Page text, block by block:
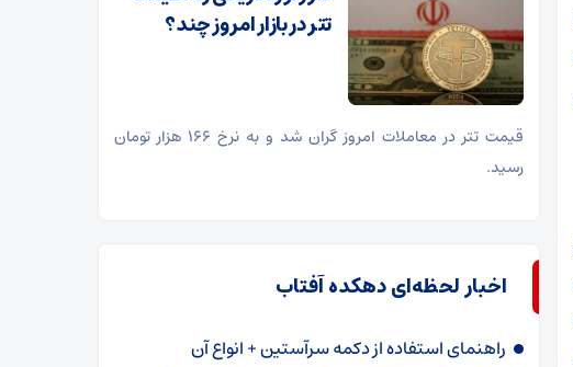
تتر در بازار امروز چند؟
قیمت تتر در معاملات امروز گران شد و به نرخ ۱۶۶ هزار تومان
رسید.
اخبار لحظه‌ای دهکده آفتاب
راهنمای استفاده از دکمه سرآستین + انواع آن